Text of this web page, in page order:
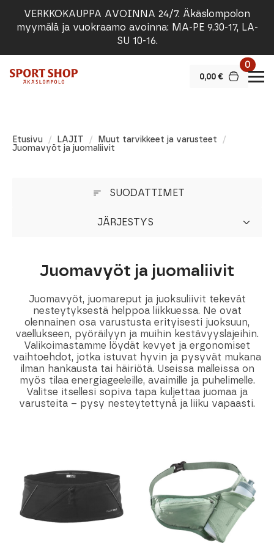
VERKKOKAUPPA AVOINNA 24/7. Äkäslompolon
myymälä ja vuokraamo avoinna: MA-PE 9.30-17, LA-
SU 10-16.
0,00 €
0
Etusivu LAJIT
Muut tarvikkeet ja varusteet
Juomavyöt ja juomaliivit
SUODATTIMET
JÄRJESTYS
Juomavyöt ja juomaliivit
Juomavyöt, juomareput ja juoksuliivit tekevät
nesteytyksestä helppoa liikkuessa. Ne ovat
olennainen osa varustusta erityisesti juoksuun,
vaellukseen, pyöräilyyn ja muihin kestävyyslajeihin.
Valikoimastamme löydät kevyet ja ergonomiset
vaihtoehdot, jotka istuvat hyvin ja pysyvät mukana
ilman hankausta tai häiriötä. Useissa malleissa on
myös tilaa energiageeleille, avaimille ja puhelimelle.
Valitse itsellesi sopiva tapa kuljettaa juomaa ja
varusteita – pysy nesteytettynä ja liiku vapaasti.